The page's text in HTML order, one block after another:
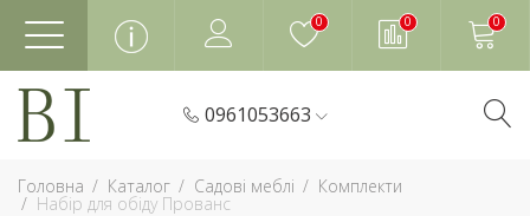
0 0 0
0961053663
Головна Каталог Садові меблі Комплекти
Набір для обіду Прованс